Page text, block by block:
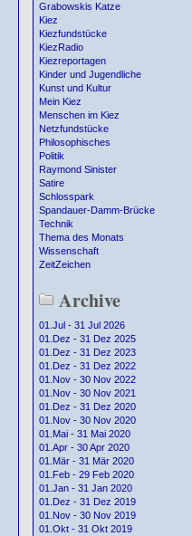
Grabowskis Katze
Kiez
Kiezfundstücke
KiezRadio
Kiezreportagen
Kinder und Jugendliche
Kunst und Kultur
Mein Kiez
Menschen im Kiez
Netzfundstücke
Philosophisches
Politik
Raymond Sinister
Satire
Schlosspark
Spandauer-Damm-Brücke
Technik
Thema des Monats
Wissenschaft
ZeitZeichen
Archive
01.Jul - 31 Jul 2026
01.Dez - 31 Dez 2025
01.Dez - 31 Dez 2023
01.Dez - 31 Dez 2022
01.Nov - 30 Nov 2022
01.Nov - 30 Nov 2021
01.Dez - 31 Dez 2020
01.Nov - 30 Nov 2020
01.Mai - 31 Mai 2020
01.Apr - 30 Apr 2020
01.Mär - 31 Mär 2020
01.Feb - 29 Feb 2020
01.Jan - 31 Jan 2020
01.Dez - 31 Dez 2019
01.Nov - 30 Nov 2019
01.Okt - 31 Okt 2019